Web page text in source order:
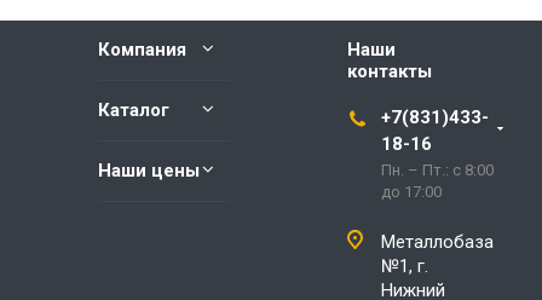
Компания
Каталог
Наши цены
Наши
контакты
+7(831)433-
18-16
Пн. – Пт.: с 8:00
до 17:00
Металлобаза
№1, г.
Нижний